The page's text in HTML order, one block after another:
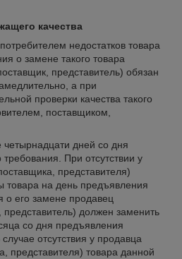
качества
недостатков товара
о замене такого товара
представитель) обязан
а при
проверки качества такого
поставщиком,
дней со дня
При отсутствии у
представителя)
товара на день предъявления
о его замене продавец
представитель) должен заменить
со дня предъявления
отсутствия у продавца
представителя) товара данной